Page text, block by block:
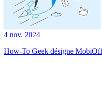
4 nov. 2024
How-To Geek désigne